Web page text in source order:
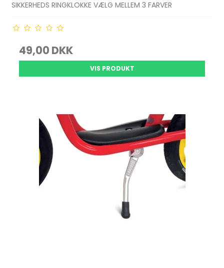
SIKKERHEDS RINGKLOKKE VÆLG MELLEM 3 FARVER
49,00 DKK
VIS PRODUKT